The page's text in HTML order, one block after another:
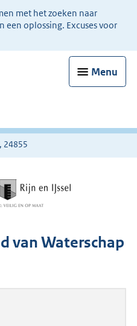
met het zoeken naar
een oplossing. Excuses voor
Menu
24855
van Waterschap